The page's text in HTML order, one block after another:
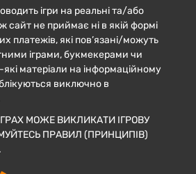
ігри на реальні та/або
сайт не приймає ні в якій формі
платежів, які пов’язані/можуть
іграми, букмекерами чи
матеріали на інформаційному
виключно в
МОЖЕ ВИКЛИКАТИ ІГРОВУ
ПРАВИЛ (ПРИНЦИПІВ)